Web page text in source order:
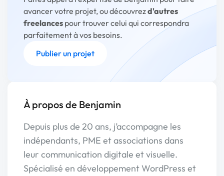
avancer votre projet, ou découvrezd'autres
freelances pour trouver celui qui correspondra
parfaitement à vos besoins.
Publier un projet
À propos de Benjamin
Depuis plus de 20 ans, j’accompagne les
indépendants, PME et associations dans
leur communication digitale et visuelle.
Spécialisé en développement WordPress et